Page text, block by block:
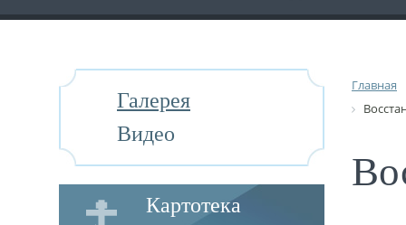
Галерея
Видео
Картотека
Главная